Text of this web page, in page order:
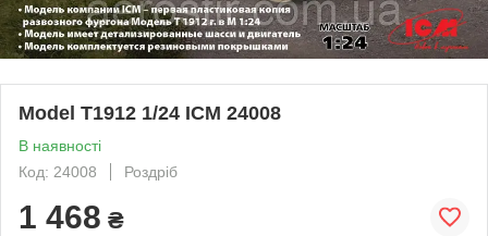
Model T1912 1/24 ICM 24008
В наявності
Код: 24008
Роздріб
1 468 ₴